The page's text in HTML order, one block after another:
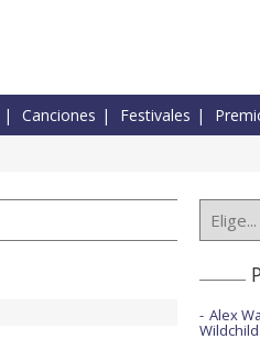
Canciones Festivales
Alex
Wildchild